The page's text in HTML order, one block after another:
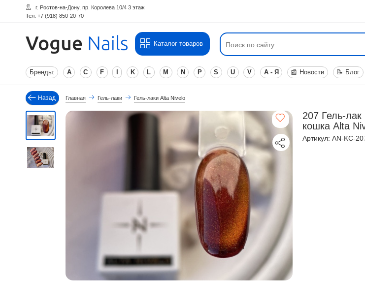
г. Ростов-на-Дону, пр. Королева 10/4 3 этаж
Тел. +7 (918) 850-20-70
Каталог товаров
Бренды: A C F K L M N P S U V А - Я 📰 Новости 📝 Блог
Назад Главная Гель-лаки Гель-лаки Alta Nivelo
207 Гель-
кошка Alta
Артикул: AN-KC-